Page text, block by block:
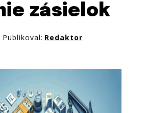
zásielok
Publikoval: Redaktor